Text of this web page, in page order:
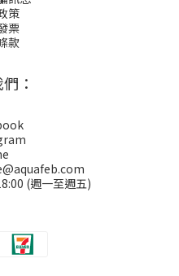
策
票
款
：
(週一至週五)